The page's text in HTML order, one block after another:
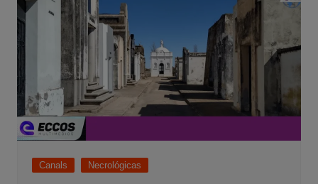
Canals Necrológicas